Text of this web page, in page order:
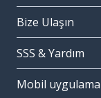
Bize Ulaşın
SSS & Yardım
Mobil uygulama